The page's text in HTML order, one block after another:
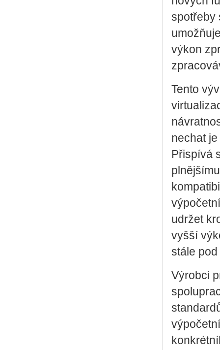
spotřeby
výkon
Tento
nechat
Přispívá
udržet
vyšší
stále
Výrobci